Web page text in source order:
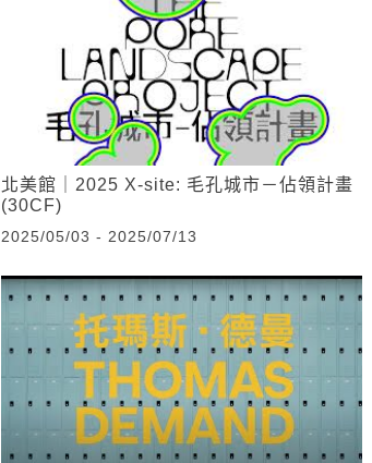
北美館｜2025 X-site: 毛孔城市－佔領計畫
(30CF)
2025/05/03 - 2025/07/13